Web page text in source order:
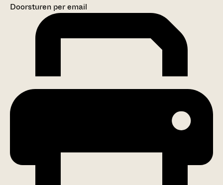
Doorsturen per email